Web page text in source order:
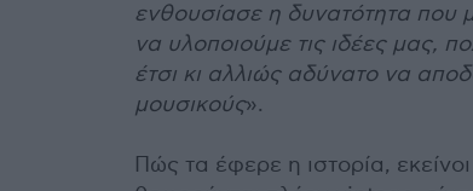
ενθουσίασε η δυνατότητα που
να υλοποιούμε τις ιδέες μας,
έτσι κι αλλιώς αδύνατο να
μουσικούς».
Πώς τα έφερε η ιστορία,